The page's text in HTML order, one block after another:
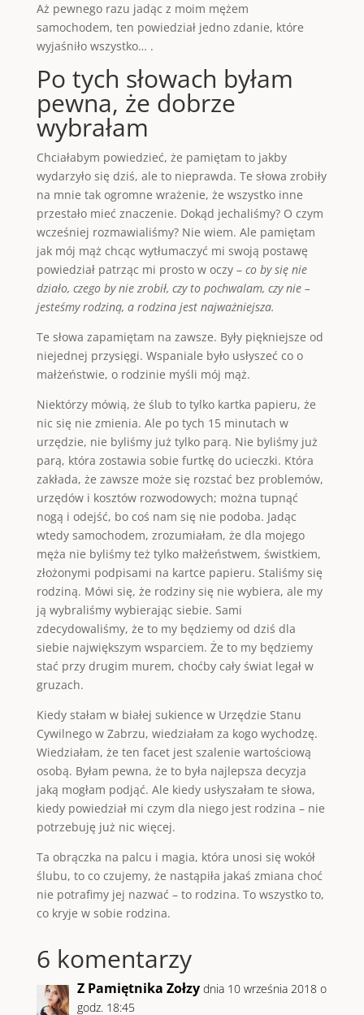
Aż pewnego razu jadąc z moim mężem
samochodem, ten powiedział jedno zdanie, które
wyjaśniło wszystko… .
Po tych słowach byłam
pewna, że dobrze
wybrałam
Chciałabym powiedzieć, że pamiętam to jakby
wydarzyło się dziś, ale to nieprawda. Te słowa zrobiły
na mnie tak ogromne wrażenie, że wszystko inne
przestało mieć znaczenie. Dokąd jechaliśmy? O czym
wcześniej rozmawialiśmy? Nie wiem. Ale pamiętam
jak mój mąż chcąc wytłumaczyć mi swoją postawę
powiedział patrząc mi prosto w oczy – co by się nie
działo, czego by nie zrobił, czy to pochwalam, czy nie –
jesteśmy rodziną, a rodzina jest najważniejsza.
Te słowa zapamiętam na zawsze. Były piękniejsze od
niejednej przysięgi. Wspaniale było usłyszeć co o
małżeństwie, o rodzinie myśli mój mąż.
Niektórzy mówią, że ślub to tylko kartka papieru, że
nic się nie zmienia. Ale po tych 15 minutach w
urzędzie, nie byliśmy już tylko parą. Nie byliśmy już
parą, która zostawia sobie furtkę do ucieczki. Która
zakłada, że zawsze może się rozstać bez problemów,
urzędów i kosztów rozwodowych; można tupnąć
nogą i odejść, bo coś nam się nie podoba. Jadąc
wtedy samochodem, zrozumiałam, że dla mojego
męża nie byliśmy też tylko małżeństwem, świstkiem,
złożonymi podpisami na kartce papieru. Staliśmy się
rodziną. Mówi się, że rodziny się nie wybiera, ale my
ją wybraliśmy wybierając siebie. Sami
zdecydowaliśmy, że to my będziemy od dziś dla
siebie największym wsparciem. Że to my będziemy
stać przy drugim murem, choćby cały świat legał w
gruzach.
Kiedy stałam w białej sukience w Urzędzie Stanu
Cywilnego w Zabrzu, wiedziałam za kogo wychodzę.
Wiedziałam, że ten facet jest szalenie wartościową
osobą. Byłam pewna, że to była najlepsza decyzja
jaką mogłam podjąć. Ale kiedy usłyszałam te słowa,
kiedy powiedział mi czym dla niego jest rodzina – nie
potrzebuję już nic więcej.
Ta obrączka na palcu i magia, która unosi się wokół
ślubu, to co czujemy, że nastąpiła jakaś zmiana choć
nie potrafimy jej nazwać – to rodzina. To wszystko to,
co kryje w sobie rodzina.
6 komentarzy
Z Pamiętnika Zołzy dnia 10 września 2018 o
godz. 18:45